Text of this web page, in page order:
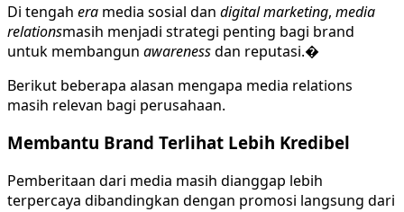
Di tengah era media sosial dan digital marketing, media
relationsmasih menjadi strategi penting bagi brand
untuk membangun awarenessdan reputasi.�
Berikut beberapa alasan mengapa media relations
masih relevan bagi perusahaan.
Membantu Brand Terlihat Lebih Kredibel
Pemberitaan dari media masih dianggap lebih
terpercaya dibandingkan dengan promosi langsung dari